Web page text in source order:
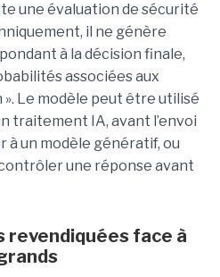
une évaluation de sécurité
il ne génère
à la décision finale,
associées aux
». Le modèle peut être utilisé
traitement IA, avant l’envoi
à un modèle génératif, ou
une réponse avant
revendiquées face à